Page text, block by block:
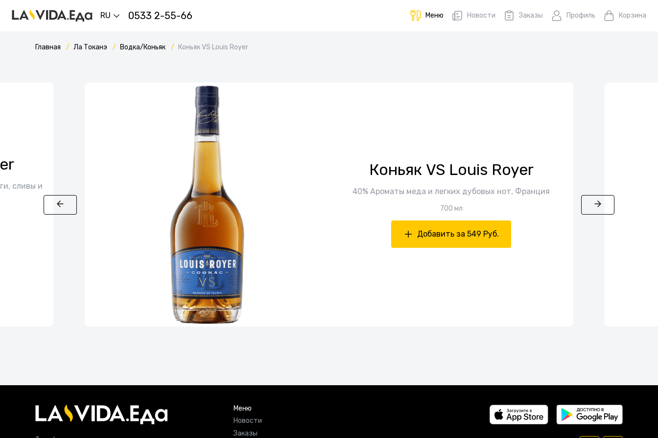
RU 0533 2-55-66 Меню Новости Заказы Профиль Корзина
Главная Ла Токанэ Водка/Коньяк Коньяк VS Louis Royer
сливы и
Коньяк VS Louis Royer
40% Ароматы меда и легких дубовых нот, Франция
700 мл
Добавить за 549 Руб.
Меню
Новости
Заказы